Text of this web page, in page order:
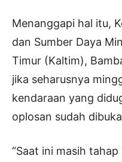
Menanggapi hal itu,
dan Sumber Daya
Timur (Kaltim),
jika seharusnya
kendaraan yang
oplosan sudah
“Saat ini masih